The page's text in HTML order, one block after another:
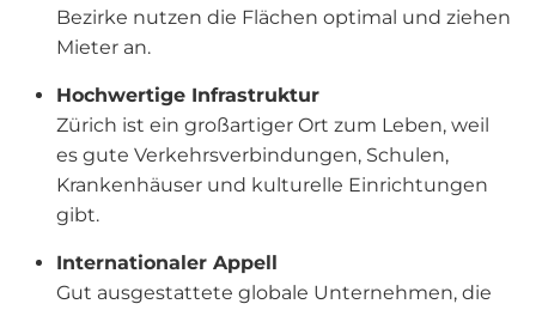
Bezirke nutzen die Flächen optimal und ziehen
Mieter an.
Hochwertige Infrastruktur
Zürich ist ein großartiger Ort zum Leben, weil
es gute Verkehrsverbindungen, Schulen,
Krankenhäuser und kulturelle Einrichtungen
gibt.
Internationaler Appell
Gut ausgestattete globale Unternehmen, die